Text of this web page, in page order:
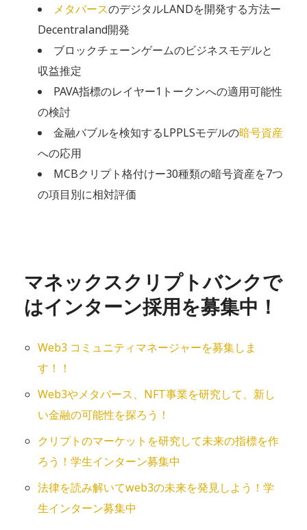
メタバースのデジタルLANDを開発する方法ー
Decentraland開発
ブロックチェーンゲームのビジネスモデルと
収益推定
PAVA指標のレイヤー1トークンへの適用可能性
の検討
金融バブルを検知するLPPLSモデルの暗号資産
への応用
MCBクリプト格付けー30種類の暗号資産を7つ
の項目別に相対評価
マネックスクリプトバンクで
はインターン採用を募集中！
Web3 コミュニティマネージャーを募集しま
す！！
Web3やメタバース、NFT事業を研究して、新し
い金融の可能性を探ろう！
クリプトのマーケットを研究して未来の指標を作
ろう！学生インターン募集中
法律を読み解いてweb3の未来を発⾒しよう！学
生インターン募集中